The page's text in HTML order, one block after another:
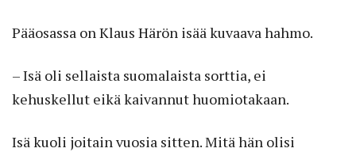
Pääosassa on Klaus Härön isää kuvaava hahmo.
– Isä oli sellaista suomalaista sorttia, ei
kehuskellut eikä kaivannut huomiotakaan.
Isä kuoli joitain vuosia sitten. Mitä hän olisi